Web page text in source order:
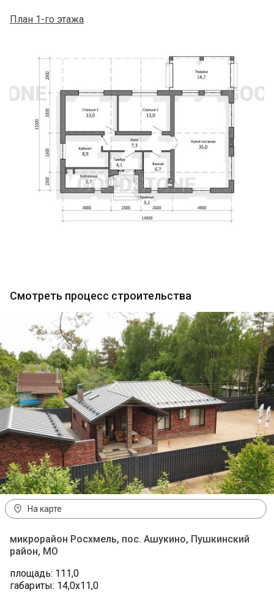
План 1-го этажа
Смотреть процесс строительства
На карте
микрорайон Росхмель, пос. Ашукино, Пушкинский
район, МО
площадь: 111,0
габариты: 14,0х11,0